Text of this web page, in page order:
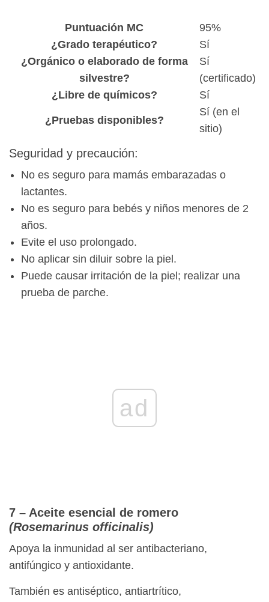
Puntuación MC
95%
¿Grado terapéutico?
Sí
¿Orgánico o elaborado de forma
silvestre?
Sí
(certificado)
¿Libre de químicos?
Sí
¿Pruebas disponibles?
Sí (en el
sitio)
Seguridad y precaución:
No es seguro para mamás embarazadas o
lactantes.
No es seguro para bebés y niños menores de 2
años.
Evite el uso prolongado.
No aplicar sin diluir sobre la piel.
Puede causar irritación de la piel; realizar una
prueba de parche.
ad
7 – Aceite esencial de romero
(Rosemarinus officinalis)
Apoya la inmunidad al ser antibacteriano,
antifúngico y antioxidante.
También es antiséptico, antiartrítico,